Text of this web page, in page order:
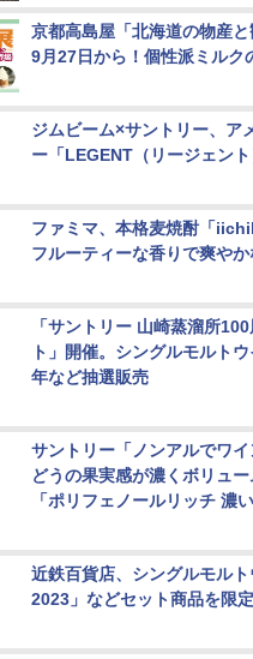
京都高島屋「北海道の物産と
9月27日から！個性派ミルク
ジムビーム×サントリー、ア
ー「LEGENT（リージェン
ファミマ、本格麦焼酎「
フルーティーな香りで爽や
「サントリー 山崎蒸溜所
ト」開催。シングルモルト
年など抽選販売
サントリー「ノンアルでワ
どうの果実感が濃くボリュ
「ポリフェノールリッチ 濃
近鉄百貨店、シングルモル
2023」などセット商品を限